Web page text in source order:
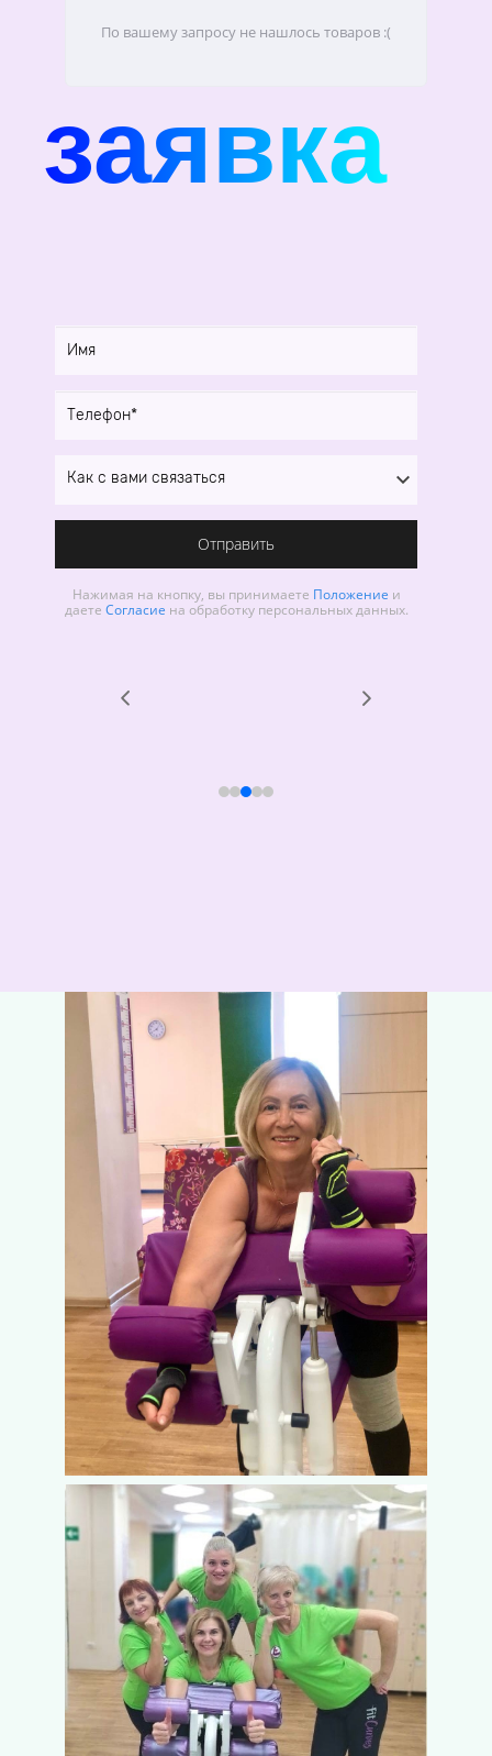
По вашему запросу не нашлось товаров :(
заявка
Отправить
Нажимая на кнопку, вы принимаете Положение и
даете Согласие на обработку персональных данных.